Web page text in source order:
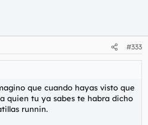
#333
que cuando hayas visto que
quien tu ya sabes te habra dicho
runnin.